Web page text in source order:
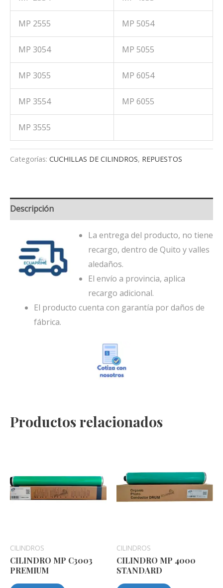
MP 2555 MP 5054
MP 3054 MP 5055
MP 3055 MP 6054
MP 3554 MP 6055
MP 3555
Categorías: CUCHILLAS DE CILINDROS, REPUESTOS
Descripción
La entrega del producto, no tiene
recargo, dentro de Quito y valles
aledaños.
El envío a provincia, aplica
recargo adicional.
El producto cuenta con garantía por daños de
fábrica.
Productos relacionados
CILINDROS
CILINDRO MP C3003
PREMIUM
CILINDROS
CILINDRO MP 4000
STANDARD